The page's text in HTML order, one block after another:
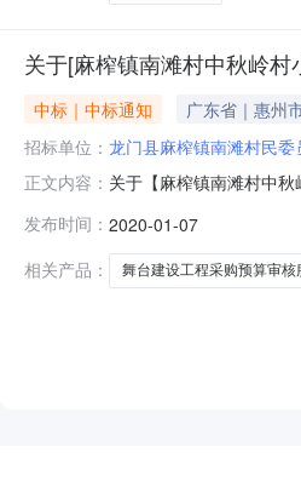
关于[麻榨镇南滩村中秋岭
中标｜中标通知 广东省｜惠州
招标单位： 龙门县麻榨镇南滩村民委
正文内容： 关于【麻榨镇南滩村中
编号
发布时间： 2020-01-07
相关产品：
舞台建设工程采购预算审核